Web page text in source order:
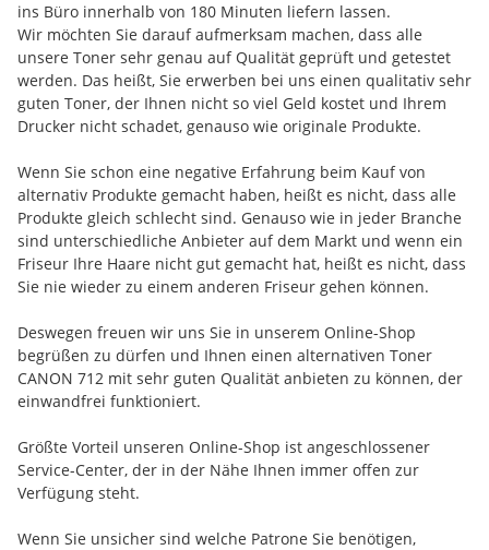
ins Büro innerhalb von 180 Minuten liefern lassen.
Wir möchten Sie darauf aufmerksam machen, dass alle
unsere Toner sehr genau auf Qualität geprüft und getestet
werden. Das heißt, Sie erwerben bei uns einen qualitativ sehr
guten Toner, der Ihnen nicht so viel Geld kostet und Ihrem
Drucker nicht schadet, genauso wie originale Produkte.
Wenn Sie schon eine negative Erfahrung beim Kauf von
alternativ Produkte gemacht haben, heißt es nicht, dass alle
Produkte gleich schlecht sind. Genauso wie in jeder Branche
sind unterschiedliche Anbieter auf dem Markt und wenn ein
Friseur Ihre Haare nicht gut gemacht hat, heißt es nicht, dass
Sie nie wieder zu einem anderen Friseur gehen können.
Deswegen freuen wir uns Sie in unserem Online-Shop
begrüßen zu dürfen und Ihnen einen alternativen Toner
CANON 712 mit sehr guten Qualität anbieten zu können, der
einwandfrei funktioniert.
Größte Vorteil unseren Online-Shop ist angeschlossener
Service-Center, der in der Nähe Ihnen immer offen zur
Verfügung steht.
Wenn Sie unsicher sind welche Patrone Sie benötigen,